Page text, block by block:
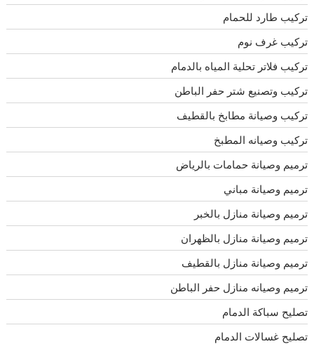
تركيب طارد للحمام
تركيب غرف نوم
تركيب فلاتر تحلية المياه بالدمام
تركيب وتصنيع شتر حفر الباطن
تركيب وصيانة مطابخ بالقطيف
تركيب وصيانه المطبخ
ترميم وصيانة حمامات بالرياض
ترميم وصيانة مباني
ترميم وصيانة منازل بالخبر
ترميم وصيانة منازل بالظهران
ترميم وصيانة منازل بالقطيف
ترميم وصيانه منازل حفر الباطن
تصليح سباكة الدمام
تصليح غسالات الدمام